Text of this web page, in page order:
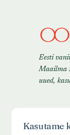
Eesti
Maailma
uued,
Kasutame